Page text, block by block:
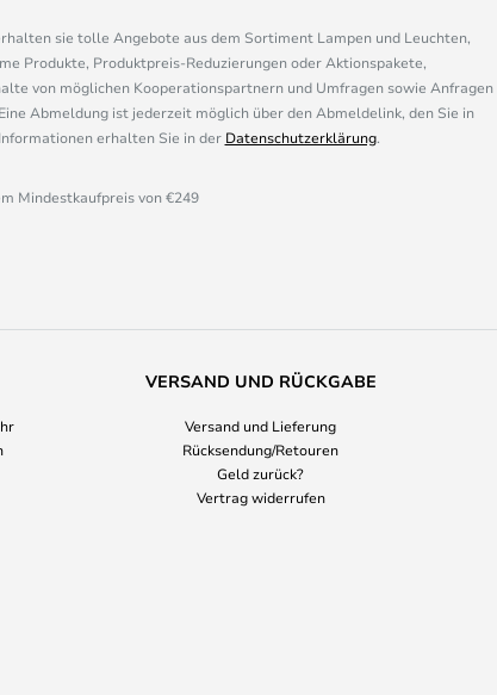
sie tolle Angebote aus dem Sortiment Lampen und Leuchten,
Produkte, Produktpreis-Reduzierungen oder Aktionspakete,
von möglichen Kooperationspartnern und Umfragen sowie Anfragen
Abmeldung ist jederzeit möglich über den Abmeldelink, den Sie in
erhalten Sie in der Datenschutzerklärung.
Mindestkaufpreis von €249
VERSAND UND RÜCKGABE
Versand und Lieferung
Rücksendung/Retouren
Geld zurück?
Vertrag widerrufen